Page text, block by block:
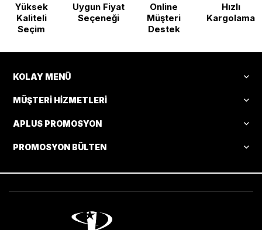
Yüksek
Kaliteli
Seçim
Uygun Fiyat
Seçeneği
Online
Müşteri
Destek
Hızlı
Kargolama
KOLAY MENÜ
MÜŞTERI HIZMETLERI
APLUS PROMOSYON
PROMOSYON BÜLTEN